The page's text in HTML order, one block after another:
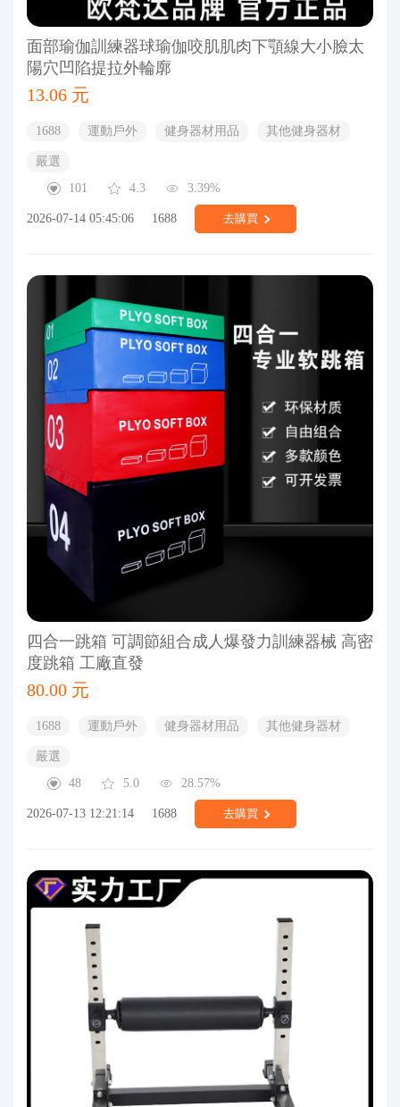
面部瑜伽訓練器球瑜伽咬肌肌肉下顎線大小臉太
陽穴凹陷提拉外輪廓
13.06 元
1688 運動戶外 健身器材用品 其他健身器材
嚴選
101
4.3 3.39%
2026-07-14 05:45:06 1688 去購買
四合一跳箱 可調節組合成人爆發力訓練器械 高密
度跳箱 工廠直發
80.00 元
1688 運動戶外 健身器材用品 其他健身器材
嚴選
48
5.0 28.57%
2026-07-13 12:21:14 1688 去購買